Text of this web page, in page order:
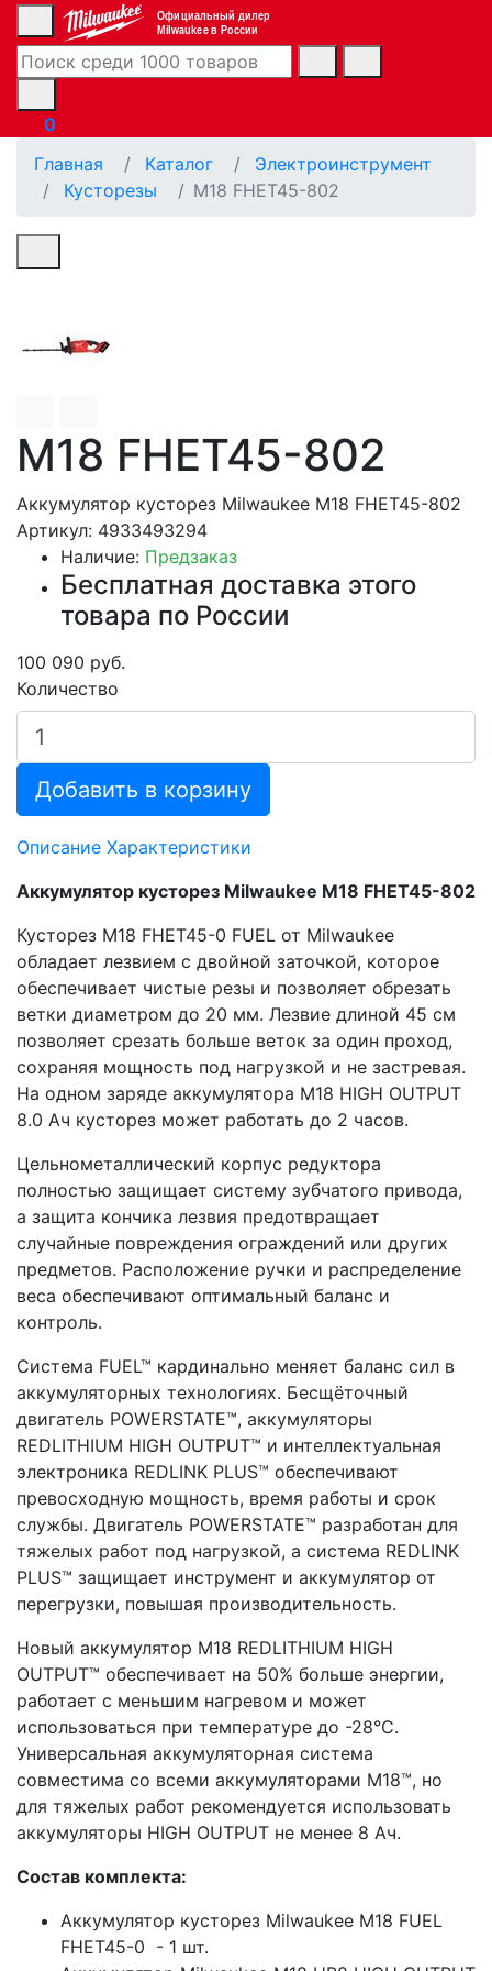
Официальный дилер
Milwaukee в России
0
Главная
Каталог
Электроинструмент
Кусторезы
M18 FHET45-802
M18 FHET45-802
Аккумулятор кусторез Milwaukee M18 FHET45-802
Артикул: 4933493294
Наличие: Предзаказ
Бесплатная доставка этого
товара по России
100 090 руб.
Количество
Добавить в корзину
Описание Характеристики
Аккумулятор кусторез Milwaukee M18 FHET45-802
Кусторез M18 FHET45-0 FUEL от Milwaukee
обладает лезвием с двойной заточкой, которое
обеспечивает чистые резы и позволяет обрезать
ветки диаметром до 20 мм. Лезвие длиной 45 см
позволяет срезать больше веток за один проход,
сохраняя мощность под нагрузкой и не застревая.
На одном заряде аккумулятора M18 HIGH OUTPUT
8.0 Ач кусторез может работать до 2 часов.
Цельнометаллический корпус редуктора
полностью защищает систему зубчатого привода,
а защита кончика лезвия предотвращает
случайные повреждения ограждений или других
предметов. Расположение ручки и распределение
веса обеспечивают оптимальный баланс и
контроль.
Система FUEL™ кардинально меняет баланс сил в
аккумуляторных технологиях. Бесщёточный
двигатель POWERSTATE™, аккумуляторы
REDLITHIUM HIGH OUTPUT™ и интеллектуальная
электроника REDLINK PLUS™ обеспечивают
превосходную мощность, время работы и срок
службы. Двигатель POWERSTATE™ разработан для
тяжелых работ под нагрузкой, а система REDLINK
PLUS™ защищает инструмент и аккумулятор от
перегрузки, повышая производительность.
Новый аккумулятор M18 REDLITHIUM HIGH
OUTPUT™ обеспечивает на 50% больше энергии,
работает с меньшим нагревом и может
использоваться при температуре до -28°С.
Универсальная аккумуляторная система
совместима со всеми аккумуляторами M18™, но
для тяжелых работ рекомендуется использовать
аккумуляторы HIGH OUTPUT не менее 8 Ач.
Состав комплекта:
Аккумулятор кусторез Milwaukee M18 FUEL
FHET45-0 - 1 шт.